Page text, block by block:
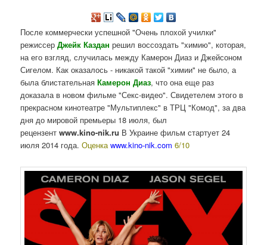
После коммерчески успешной "Очень плохой училки"
режиссер Джейк Каздан решил воссоздать "химию", которая,
на его взгляд, случилась между Камерон Диаз и Джейсоном
Сигелом. Как оказалось - никакой такой "химии" не было, а
была блистательнаяКамерон Диаз, что она еще раз
доказала в новом фильме "Секс-видео". Свидетелем этого в
прекрасном кинотеатре "Мультиплекс" в ТРЦ "Комод", за два
дня до мировой премьеры 18 июля, был
рецензентwww.kino-nik.ru В Украине фильм стартует 24
июля 2014 года.Оценкаwww.kino-nik.com6/10